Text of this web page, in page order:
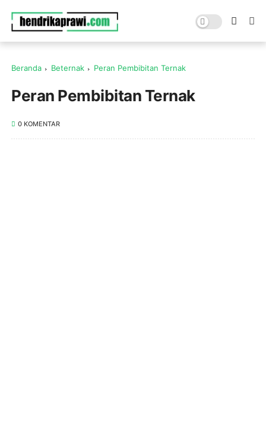
Beranda Beternak Peran Pembibitan Ternak
Peran Pembibitan Ternak
0 KOMENTAR